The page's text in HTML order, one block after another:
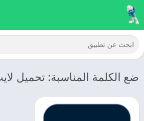
ضع الكلمة المناسبة: تحميل